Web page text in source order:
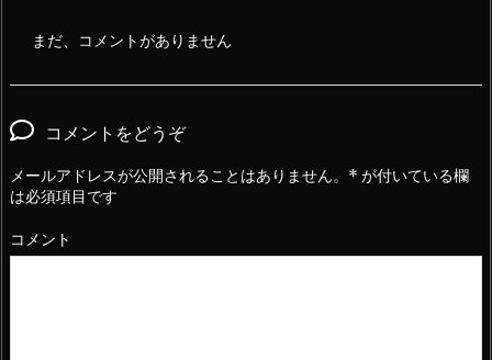
まだ、コメントがありません
コメントをどうぞ
メールアドレスが公開されることはありません。 * が付いている欄
は必須項目です
コメント